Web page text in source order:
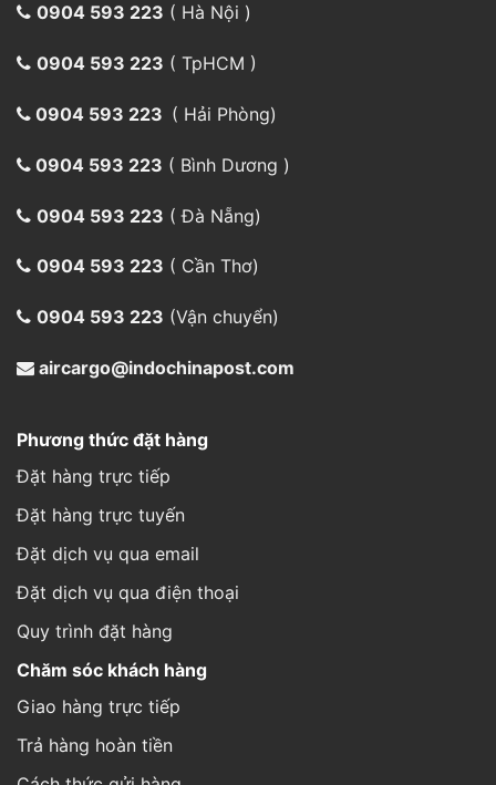
0904 593 223 ( Hà Nội )
0904 593 223 ( TpHCM )
0904 593 223 ( Hải Phòng)
0904 593 223 ( Bình Dương )
0904 593 223 ( Đà Nẵng)
0904 593 223 ( Cần Thơ)
0904 593 223 (Vận chuyển)
aircargo@indochinapost.com
Phương thức đặt hàng
Đặt hàng trực tiếp
Đặt hàng trực tuyến
Đặt dịch vụ qua email
Đặt dịch vụ qua điện thoại
Quy trình đặt hàng
Chăm sóc khách hàng
Giao hàng trực tiếp
Trả hàng hoàn tiền